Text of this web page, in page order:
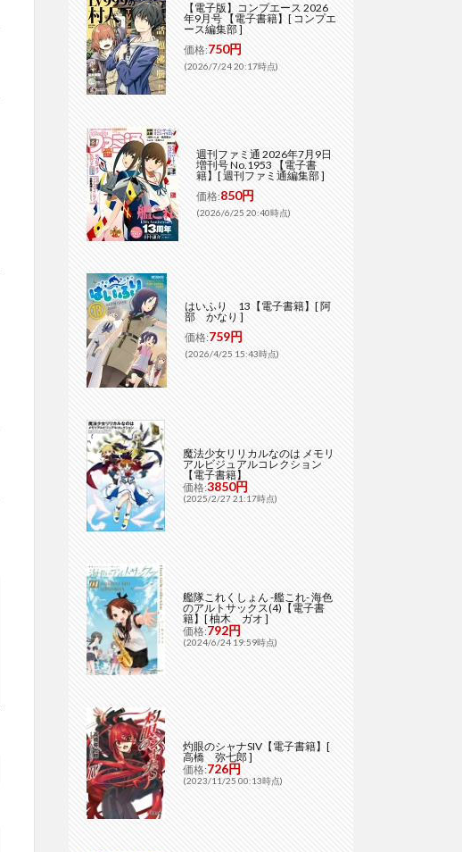
【電子版】コンプエース 2026
年9月号 【電子書籍】[ コンプエ
ース編集部 ]
価格:750円
(2026/7/24 20:17時点)
週刊ファミ通 2026年7月9日
増刊号 No.1953 【電子書
籍】[ 週刊ファミ通編集部 ]
価格:850円
(2026/6/25 20:40時点)
はいふり 13【電子書籍】[ 阿
部 かなり ]
価格:759円
(2026/4/25 15:43時点)
魔法少女リリカルなのは メモリ
アルビジュアルコレクション
【電子書籍】
価格:3850円
(2025/2/27 21:17時点)
艦隊これくしょん -艦これ- 海色
のアルトサックス(4)【電子書
籍】[ 柚木 ガオ ]
価格:792円
(2024/6/24 19:59時点)
灼眼のシャナSIV【電子書籍】[
高橋 弥七郎 ]
価格:726円
(2023/11/25 00:13時点)